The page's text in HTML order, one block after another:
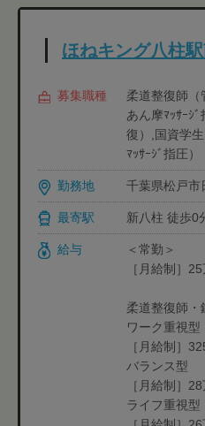
ほねキング八柱
募集職種
柔道整復師（
あん摩ﾏｯｻｰｼ
復）,国資学
ﾏｯｻｰｼﾞ指圧）
勤務地 千葉県松戸市
最寄駅 新八柱 徒歩0
給与
＜常勤＞
［月給制］
柔道整復師・
ワーク重視型
［月給制］
バランス型
［月給制］
ライフ重視型